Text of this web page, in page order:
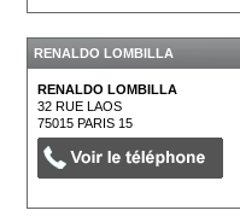
RENALDO LOMBILLA
RENALDO LOMBILLA
32 RUE LAOS
75015PARIS 15